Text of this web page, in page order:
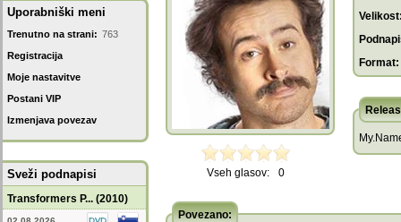
Uporabniški meni
Trenutno na strani: 763
Registracija
Moje nastavitve
Postani VIP
Izmenjava povezav
Sveži podnapisi
Transformers P... (2010)
Vseh glasov: 0
Format:
Povezano: